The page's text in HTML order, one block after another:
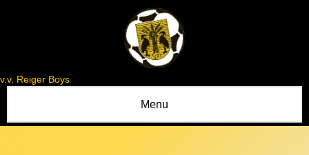
v.v. Reiger Boys
Menu